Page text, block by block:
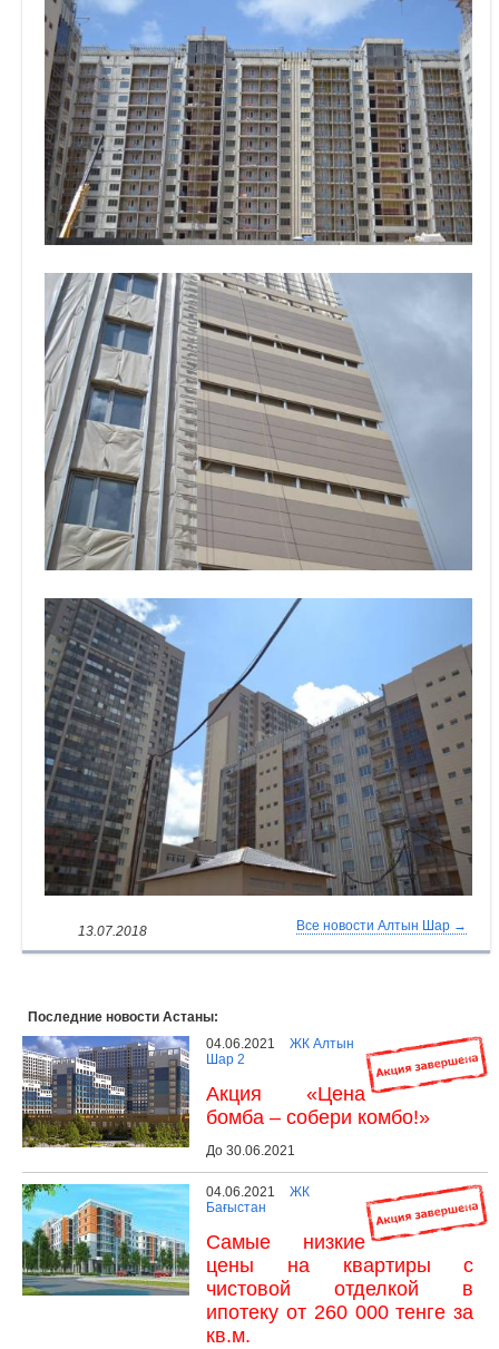
13.07.2018 Все новости Алтын Шар →
Последние новости Астаны:
04.06.2021
ЖК Алтын
Шар 2
Акция «Цена
бомба – собери комбо!»
До 30.06.2021
04.06.2021
ЖК
Бағыстан
Самые низкие
цены на квартиры с
чистовой отделкой в
ипотеку от 260 000 тенге за
кв.м.